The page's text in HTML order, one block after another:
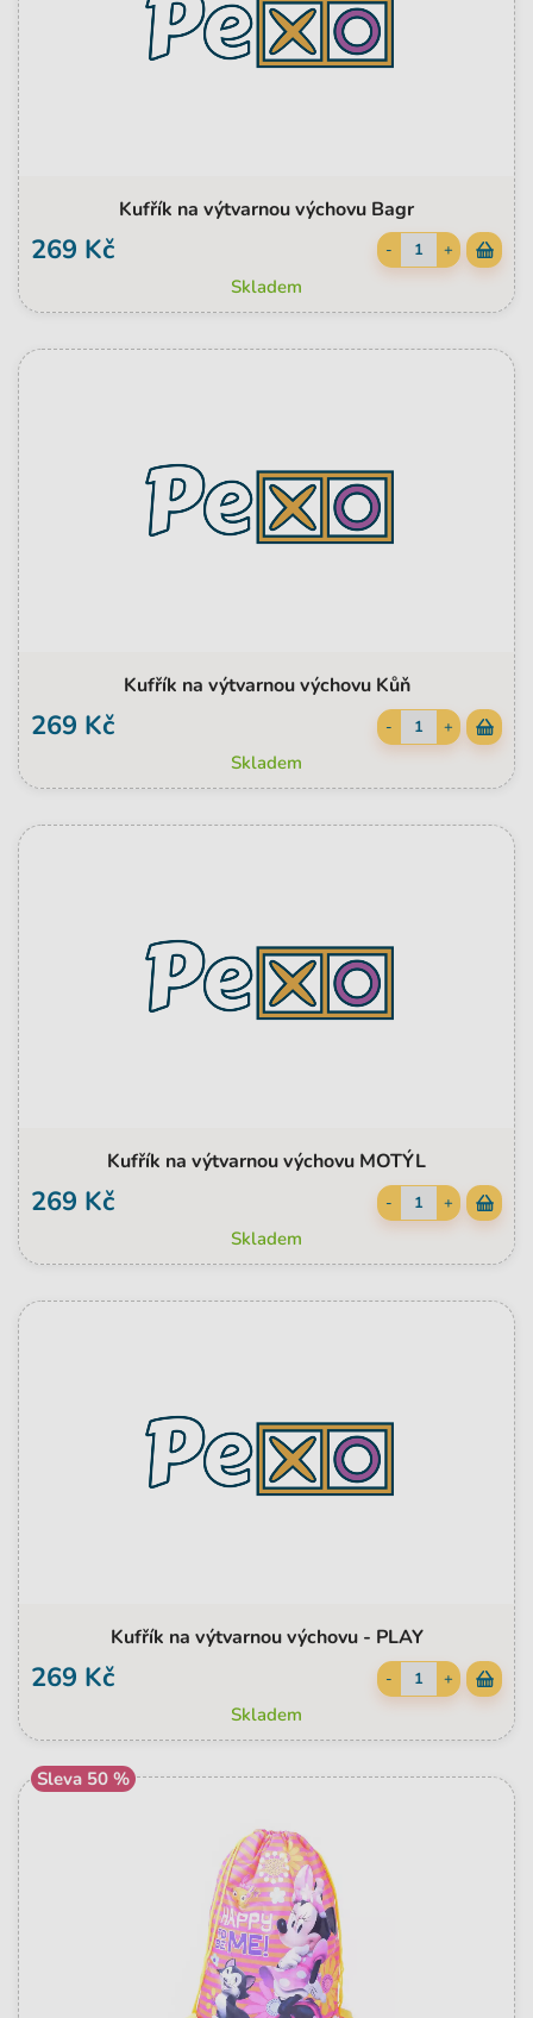
Kufřík na výtvarnou výchovu Bagr
269 Kč - +
Skladem
Kufřík na výtvarnou výchovu Kůň
269 Kč - +
Skladem
Kufřík na výtvarnou výchovu MOTÝL
269 Kč - +
Skladem
Kufřík na výtvarnou výchovu - PLAY
269 Kč - +
Skladem
Sleva 50 %